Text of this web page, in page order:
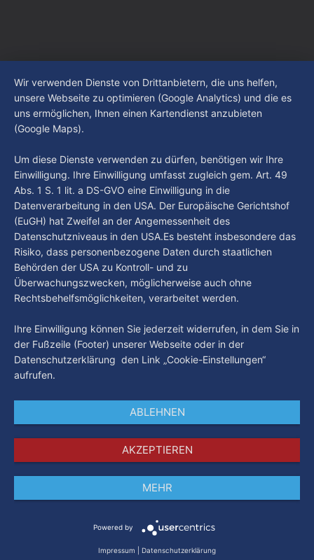
Datenschutz
Wir verwenden Dienste von Drittanbietern, die uns helfen,
unsere Webseite zu optimieren (Google Analytics) und die es
uns ermöglichen, Ihnen einen Kartendienst anzubieten
(Google Maps).
Um diese Dienste verwenden zu dürfen, benötigen wir Ihre
Einwilligung. Ihre Einwilligung umfasst zugleich gem. Art. 49
Abs. 1 S. 1 lit. a DS-GVO eine Einwilligung in die
Datenverarbeitung in den USA. Der Europäische Gerichtshof
(EuGH) hat Zweifel an der Angemessenheit des
Datenschutzniveaus in den USA.Es besteht insbesondere das
Risiko, dass personenbezogene Daten durch staatlichen
Behörden der USA zu Kontroll- und zu
Überwachungszwecken, möglicherweise auch ohne
Rechtsbehelfsmöglichkeiten, verarbeitet werden.
Ihre Einwilligung können Sie jederzeit widerrufen, in dem Sie in
der Fußzeile (Footer) unserer Webseite oder in der
Datenschutzerklärung den Link „Cookie-Einstellungen“
aufrufen.
ABLEHNEN
AKZEPTIEREN
MEHR
Powered by
Impressum Datenschutzerklärung